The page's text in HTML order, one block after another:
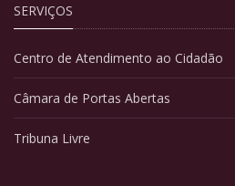
SERVIÇOS
Centro de Atendimento ao Cidadão
Câmara de Portas Abertas
Tribuna Livre